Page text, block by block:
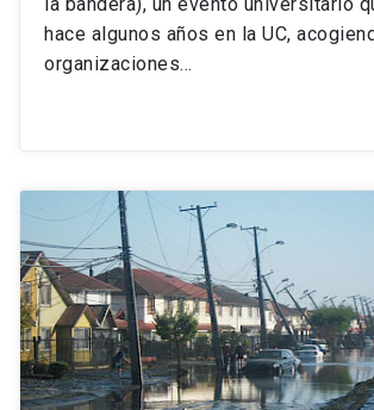
hace algunos años en la UC,
organizaciones…